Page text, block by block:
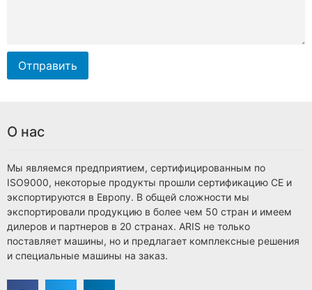
Отправить
О нас
Мы являемся предприятием, сертифицированным по
ISO9000, некоторые продукты прошли сертификацию CE и
экспортируются в Европу. В общей сложности мы
экспортировали продукцию в более чем 50 стран и имеем
дилеров и партнеров в 20 странах. ARIS не только
поставляет машины, но и предлагает комплексные решения
и специальные машины на заказ.